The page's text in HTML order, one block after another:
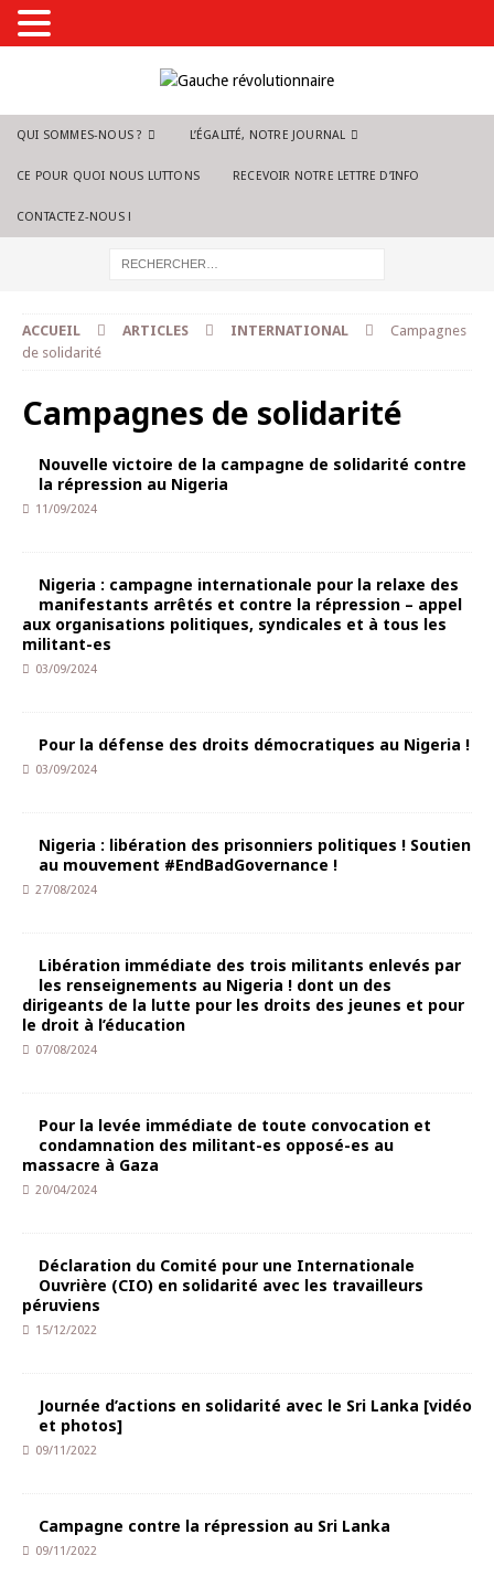
QUI SOMMES-NOUS ? L’ÉGALITÉ, NOTRE JOURNAL
CE POUR QUOI NOUS LUTTONS RECEVOIR NOTRE LETTRE D’INFO
CONTACTEZ-NOUS !
ACCUEIL ARTICLES INTERNATIONAL
Campagnes
de solidarité
Campagnes de solidarité
Nouvelle victoire de la campagne de solidarité contre
la répression au Nigeria
11/09/2024
Nigeria : campagne internationale pour la relaxe des
manifestants arrêtés et contre la répression – appel
aux organisations politiques, syndicales et à tous les
militant-es
03/09/2024
Pour la défense des droits démocratiques au Nigeria !
03/09/2024
Nigeria : libération des prisonniers politiques ! Soutien
au mouvement #EndBadGovernance !
27/08/2024
Libération immédiate des trois militants enlevés par
les renseignements au Nigeria ! dont un des
dirigeants de la lutte pour les droits des jeunes et pour
le droit à l’éducation
07/08/2024
Pour la levée immédiate de toute convocation et
condamnation des militant-es opposé-es au
massacre à Gaza
20/04/2024
Déclaration du Comité pour une Internationale
Ouvrière (CIO) en solidarité avec les travailleurs
péruviens
15/12/2022
Journée d’actions en solidarité avec le Sri Lanka [vidéo
et photos]
09/11/2022
Campagne contre la répression au Sri Lanka
09/11/2022